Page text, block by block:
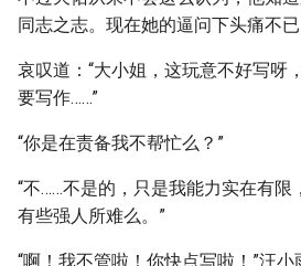
同志之志。现在她的逼问下头痛不已
哀叹道：“大小姐，这玩意不好写呀
要写作……”
“你是在责备我不帮忙么？”
“不……不是的，只是我能力实在有限
有些强人所难么。”
“啊！我不管啦！你快点写啦！”汪